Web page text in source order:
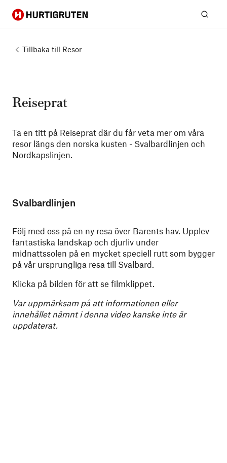
Hurtigruten
Tillbaka till Resor
Reiseprat
Ta en titt på Reiseprat där du får veta mer om våra
resor längs den norska kusten - Svalbardlinjen och
Nordkapslinjen.
Svalbardlinjen
Följ med oss på en ny resa över Barents hav. Upplev
fantastiska landskap och djurliv under
midnattssolen på en mycket speciell rutt som bygger
på vår ursprungliga resa till Svalbard.
Klicka på bilden för att se filmklippet.
Var uppmärksam på att informationen eller
innehållet nämnt i denna video kanske inte är
uppdaterat.